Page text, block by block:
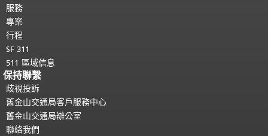
服務
專案
行程
SF 311
511 區域信息
保持聯繫
歧視投訴
舊金山交通局客戶服務中心
舊金山交通局辦公室
聯絡我們